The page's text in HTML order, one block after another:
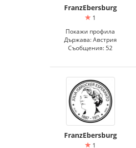
FranzEbersburg
1
Покажи профила
Държава: Австрия
Съобщения: 52
FranzEbersburg
1